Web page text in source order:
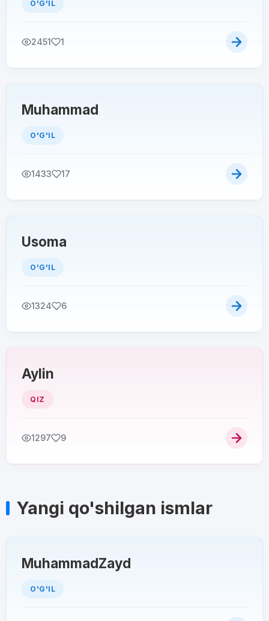
O'G'IL
2451 1
Muhammad
O'G'IL
1433 17
Usoma
O'G'IL
1324 6
Aylin
QIZ
1297 9
Yangi qo'shilgan ismlar
MuhammadZayd
O'G'IL